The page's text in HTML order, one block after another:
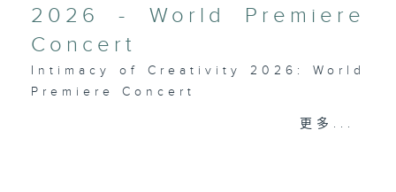
2026 - World Premiere
Concert
Intimacy of Creativity 2026: World
Premiere Concert
更多...